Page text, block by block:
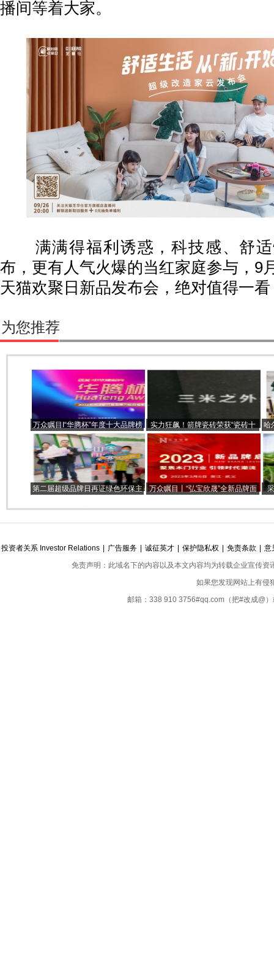
播间等着大家。
满满得福利诱惑，科技感、舒适
布，更有人气火爆的当红家庭参与，9
天猫欢聚日新品发布会，绝对值得一看
为您推荐
万众瞩目I“华腾杯”年度十大品牌榜
单重磅揭晓，联丰地板获四项殊
荣！
实力狂飙！箭牌瓷砖荣获“瓷砖十
大品牌”等多项大奖
哈
第二届超级品牌日再证绿色环保主
万众瞩目丨“弘宝欣晟”全新品牌面
投资者关系 Investor Relations 广告服务 诚征英才 保护隐私权 免责条款
意
免责声明：此域名下的内容以及本文内容均为转载企业宣传
如果您发现网站上有侵
邮箱：338 910 3756#qq.com（把#改成@